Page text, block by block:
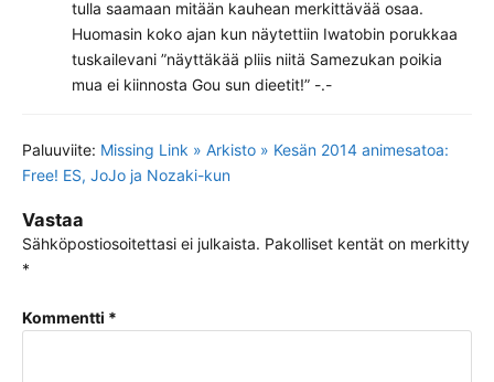
tulla saamaan mitään kauhean merkittävää osaa.
Huomasin koko ajan kun näytettiin Iwatobin porukkaa
tuskailevani ”näyttäkää pliis niitä Samezukan poikia
mua ei kiinnosta Gou sun dieetit!” -.-
Paluuviite: Missing Link » Arkisto » Kesän 2014 animesatoa:
Free! ES, JoJo ja Nozaki-kun
Vastaa
Sähköpostiosoitettasi ei julkaista. Pakolliset kentät on merkitty
*
Kommentti *